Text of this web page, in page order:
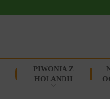
PIWONIA Z
HOLANDII